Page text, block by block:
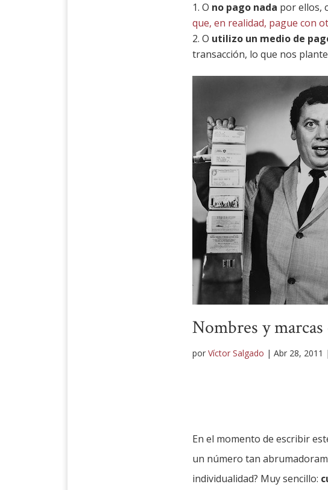
O no pago nada por ellos,
que, en realidad, pague con
O utilizo un medio de
transacción, lo que nos
Nombres y
porVíctor Salgado |Abr 28, 2011
En el momento de escribir
un número tan
individualidad? Muy sencillo: